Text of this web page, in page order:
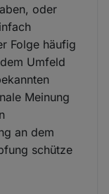
oder
Folge häufig
Umfeld
Meinung
an dem
schütze